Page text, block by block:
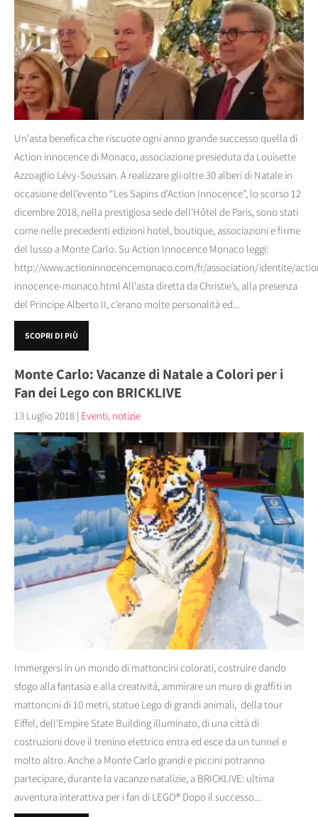
Un'asta benefica che riscuote ogni anno grande successo quella di
Action innocence di Monaco, associazione presieduta da Louisette
Azzoaglio Lévy-Soussan. A realizzare gli oltre 30 alberi di Natale in
occasione dell'evento “Les Sapins d'Action Innocence”, lo scorso 12
dicembre 2018, nella prestigiosa sede dell'Hôtel de Paris, sono stati
come nelle precedenti edizioni hotel, boutique, associazioni e firme
del lusso a Monte Carlo. Su Action Innocence Monaco leggi:
http://www.actioninnocencemonaco.com/fr/association/identite/
innocence-monaco.html All'asta diretta da Christie’s, alla presenza
del Principe Alberto II, c'erano molte personalità ed...
SCOPRI DI PIÙ
Monte Carlo: Vacanze di Natale a Colori per i
Fan dei Lego con BRICKLIVE
13 Luglio 2018 | Eventi, notizie
Immergersi in un mondo di mattoncini colorati, costruire dando
sfogo alla fantasia e alla creatività, ammirare un muro di graffiti in
mattoncini di 10 metri, statue Lego di grandi animali, della tour
Eiffel, dell'Empire State Building illuminato, di una città di
costruzioni dove il trenino elettrico entra ed esce da un tunnel e
molto altro. Anche a Monte Carlo grandi e piccini potranno
partecipare, durante la vacanze natalizie, a BRICKLIVE: ultima
avventura interattiva per i fan di LEGO® Dopo il successo...